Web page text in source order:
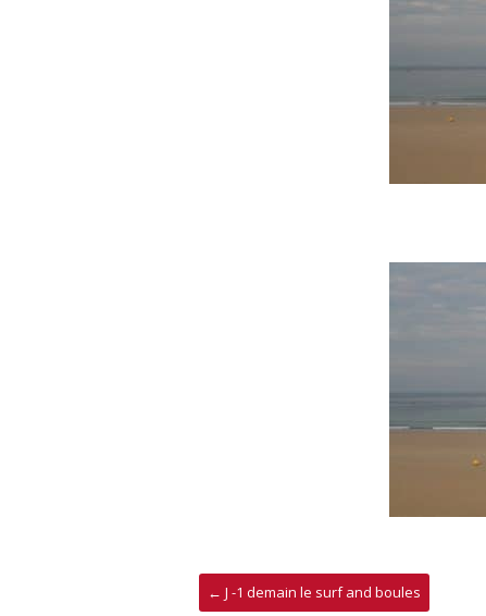
← J -1 demain le surf and boules